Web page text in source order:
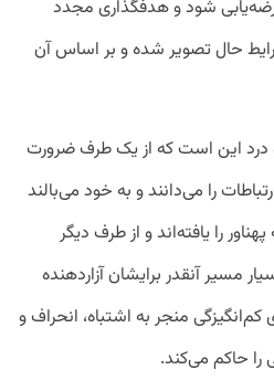
شود و هدفگذاری مجدد
حال تصویر شده و بر اساس آن
درد این است که از یک طرف ضرورت
را می‌دانند و به خود می‌بالند
را یافته‌اند و از طرف دیگر
مسیر آنقدر برایشان آزاردهنده
منجر به اشتباه، انحراف و
حاکم می‌کند.